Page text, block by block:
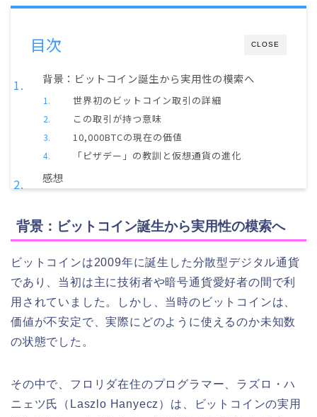
CLOSE
目次
背景：ビットコイン誕生から実用性の模索へ
世界初のビットコイン取引の詳細
この取引が持つ意味
10,000BTCの現在の価値
「ピザデー」の教訓と仮想通貨の進化
感想
背景：ビットコイン誕生から実用性の模索へ
ビットコインは2009年に誕生した分散型デジタル通貨
であり、当初は主に技術者や暗号通貨愛好者の間で利
用されていました。しかし、当時のビットコインは、
価値が不安定で、実際にどのように使えるのか未知数
の状態でした。
その中で、フロリダ在住のプログラマー、ラズロ・ハ
ニェツ氏（Laszlo Hanyecz）は、ビットコインの実用